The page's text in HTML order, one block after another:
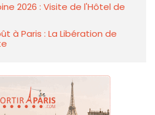
2026 : Visite de l'Hôtel de
à Paris : La Libération de